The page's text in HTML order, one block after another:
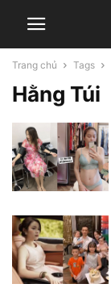
Trang chủ Tags
Hằng Túi